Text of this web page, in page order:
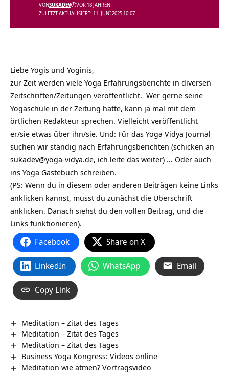
ZULETZT AKTUALISIERT: 11. JUNI 2025 10:07
VONSUKADEV VOR 18 JAHREN
Liebe Yogis und Yoginis,
zur Zeit werden viele Yoga Erfahrungsberichte in diversen
Zeitschriften/Zeitungen veröffentlicht. Wer gerne seine
Yogaschule in der Zeitung hätte, kann ja mal mit dem
örtlichen Redakteur sprechen. Vielleicht veröffentlicht
er/sie etwas über ihn/sie. Und: Für das Yoga Vidya Journal
suchen wir ständig nach Erfahrungsberichten (schicken an
sukadev@yoga-vidya.de, ich leite das weiter) … Oder auch
ins Yoga Gästebuch schreiben.
(PS: Wenn du in diesem oder anderen Beiträgen keine Links
anklicken kannst, musst du zunächst die Überschrift
anklicken. Danach siehst du den vollen Beitrag, und die
Links funktionieren).
Facebook Share on X
LinkedIn WhatsApp Email
Copy Link
Meditation – Zitat des Tages
Meditation – Zitat des Tages
Meditation – Zitat des Tages
Business Yoga Kongress: Videos online
Meditation wie atmen? Vortragsvideo